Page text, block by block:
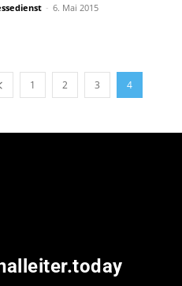
- 6. Mai 2015
1 2 3 4